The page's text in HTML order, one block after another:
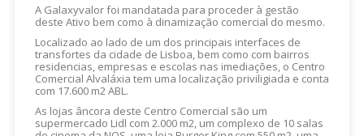
A Galaxyvalor foi mandatada para proceder à gestão
deste Ativo bem como à dinamização comercial do mesmo.
Localizado ao lado de um dos principais interfaces de
transfortes da cidade de Lisboa, bem como com bairros
residencias, empresas e escolas nas imediações, o Centro
Comercial Alvaláxia tem uma localização priviligiada e conta
com 17.600 m2 ABL.
As lojas âncora deste Centro Comercial são um
supermercado Lidl com 2.000 m2, um complexo de 10 salas